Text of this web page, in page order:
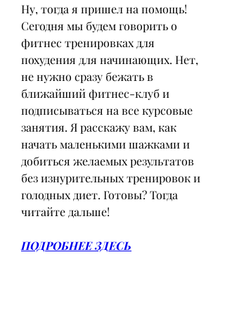
Ну, тогда я пришел на помощь!
Сегодня мы будем говорить о
фитнес тренировках для
похудения для начинающих. Нет,
не нужно сразу бежать в
ближайший фитнес-клуб и
подписываться на все курсовые
занятия. Я расскажу вам, как
начать маленькими шажками и
добиться желаемых результатов
без изнурительных тренировок и
голодных диет. Готовы? Тогда
читайте дальше!
ПОДРОБНЕЕ ЗДЕСЬ